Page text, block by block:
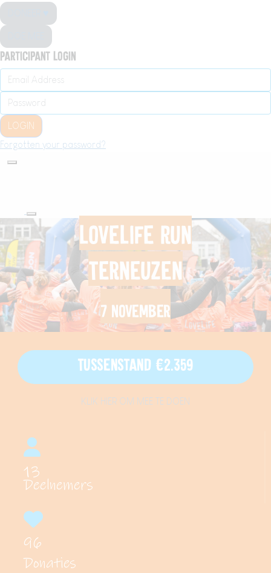
Participant Login
LOGIN
Forgotten your password?
LoveLife Run
Terneuzen
7 november
Tussenstand €2.359
KLIK HIER OM MEE TE DOEN
13
Deelnemers
96
Donaties